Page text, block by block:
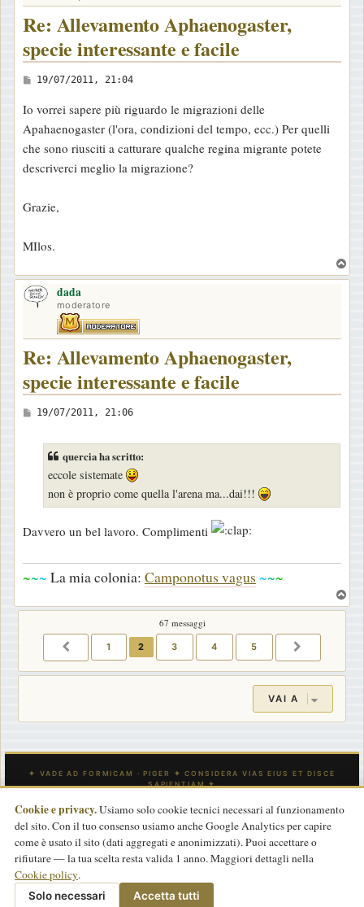
Re: Allevamento Aphaenogaster,
specie interessante e facile
M
s
s
a
g
i
19/07/2011, 21:04
Io vorrei sapere più riguardo le migrazioni delle
Apahaenogaster (l'ora, condizioni del tempo, ecc.) Per quelli
che sono riusciti a catturare qualche regina migrante potete
descriverci meglio la migrazione?
Grazie,
MIlos.
o
dada
moderatore
Re: Allevamento Aphaenogaster,
specie interessante e facile
M
g
o
19/07/2011, 21:06
quercia ha scritto:
eccole sistemate
non è proprio come quella l'arena ma...dai!!!
Davvero un bel lavoro. Complimenti
~~~ La mia colonia: Camponotus vagus ~~~
o
67 messaggi
PRECEDENTE
1 2 3 4 5
VAI A
INDICE Tutti gli orari sonoUTC
CONTATTACI
Powered byphpBB® Forum Software © phpBB Limited
Traduzione Italiana
Privacy|Termini|Cookie policy
Cookie e privacy.Usiamo solo cookie tecnici necessari al funzionamento
del sito. Con il tuo consenso usiamo anche Google Analytics per capire
come è usato il sito (dati aggregati e anonimizzati). Puoi accettare o
rifiutare — la tua scelta resta valida 1 anno. Maggiori dettagli nella
Cookie policy.
Solo necessari Accetta tutti